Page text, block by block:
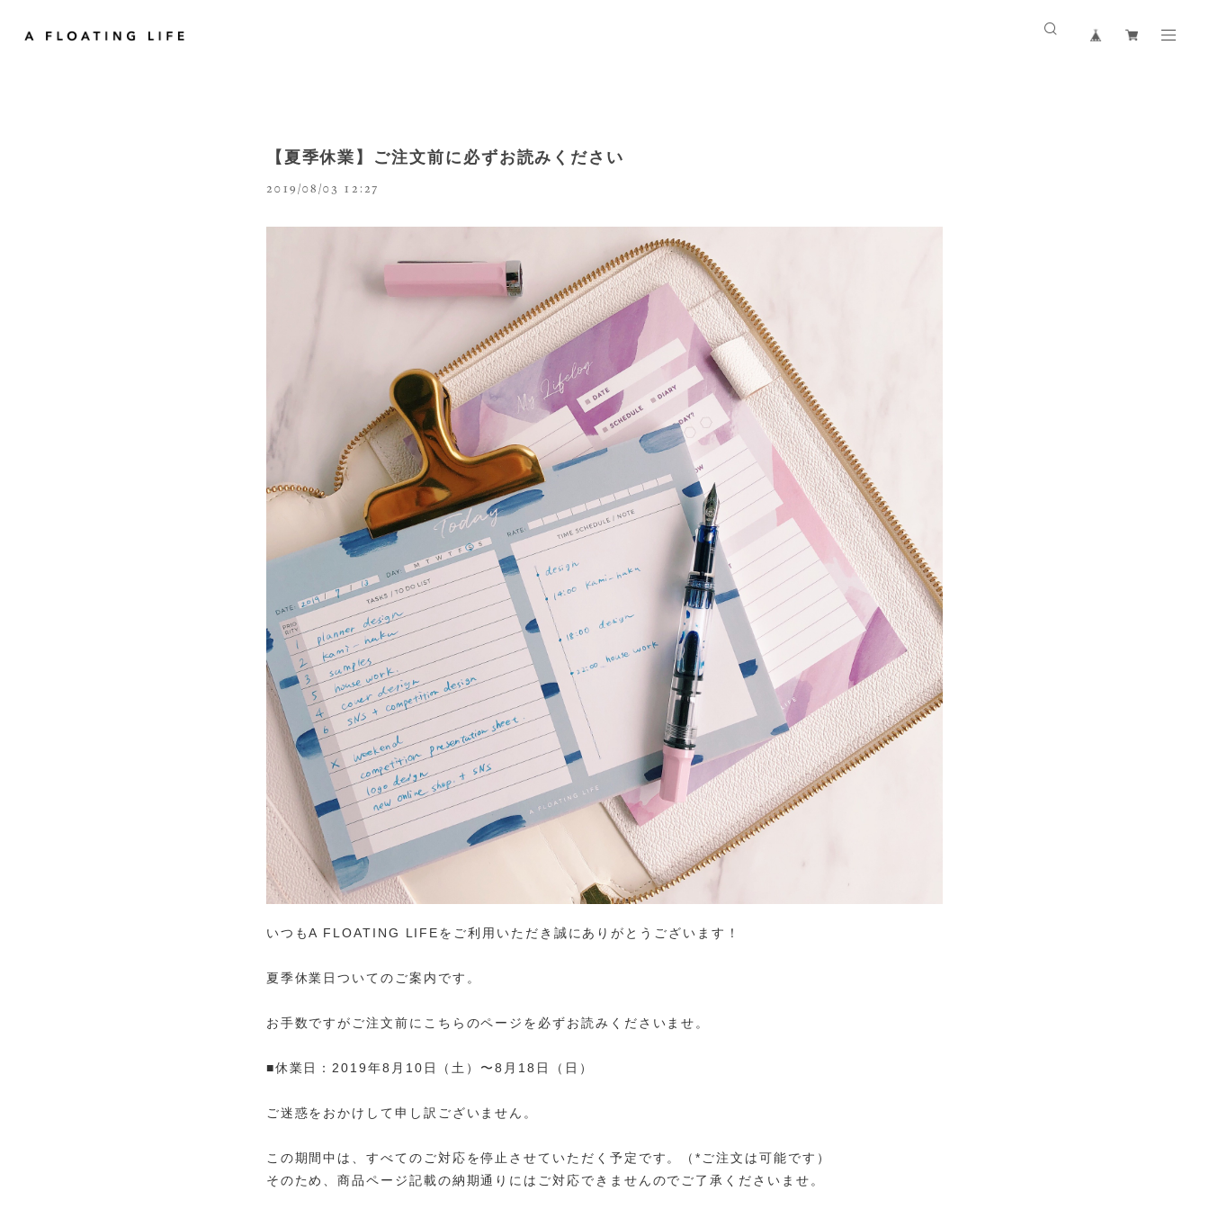
【夏季休業】ご注文前に必ずお読みください
2019/08/03 12:27
いつもA FLOATING LIFEをご利用いただき誠にありがとうございます！
夏季休業日ついてのご案内です。
お手数ですがご注文前にこちらのページを必ずお読みくださいませ。
■休業日：2019年8月10日（土）〜8月18日（日）
ご迷惑をおかけして申し訳ございません。
この期間中は、すべてのご対応を停止させていただく予定です。（*ご注文は可能です）
そのため、商品ページ記載の納期通りにはご対応できませんのでご了承くださいませ。